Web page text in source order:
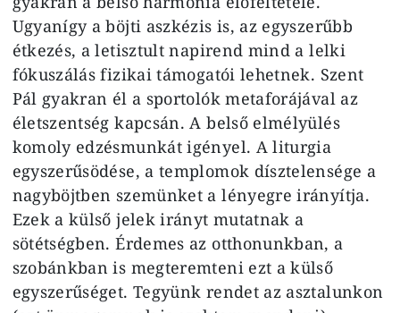
Ugyanígy a böjti aszkézis is, az egyszerűbb
étkezés, a letisztult napirend mind a lelki
fókuszálás fizikai támogatói lehetnek. Szent
Pál gyakran él a sportolók metaforájával az
életszentség kapcsán. A belső elmélyülés
komoly edzésmunkát igényel. A liturgia
egyszerűsödése, a templomok dísztelensége a
nagyböjtben szemünket a lényegre irányítja.
Ezek a külső jelek irányt mutatnak a
sötétségben. Érdemes az otthonunkban, a
szobánkban is megteremteni ezt a külső
egyszerűséget. Tegyünk rendet az asztalunkon